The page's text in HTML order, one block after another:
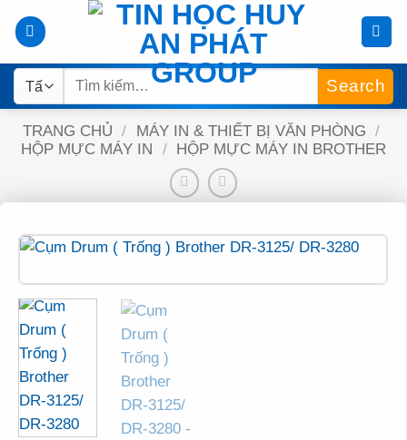
qua
dung
Tìm
TRANG CHỦ / MÁY IN & THIẾT BỊ VĂN PHÒNG /
HỘP MỰC MÁY IN
/ HỘP MỰC MÁY IN BROTHER